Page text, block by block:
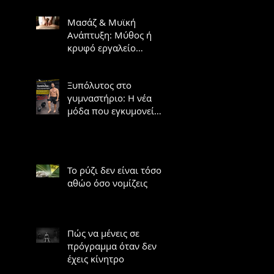
Μασάζ & Μυϊκή
Ανάπτυξη: Μύθος ή
κρυφό εργαλείο
Ξυπόλυτος στο
γυμναστήριο: Η νέα
μόδα που εγκυμονεί
Το ρύζι δεν είναι τόσο
αθώο όσο νομίζεις
Πώς να μένεις σε
πρόγραμμα όταν δεν
έχεις κίνητρο